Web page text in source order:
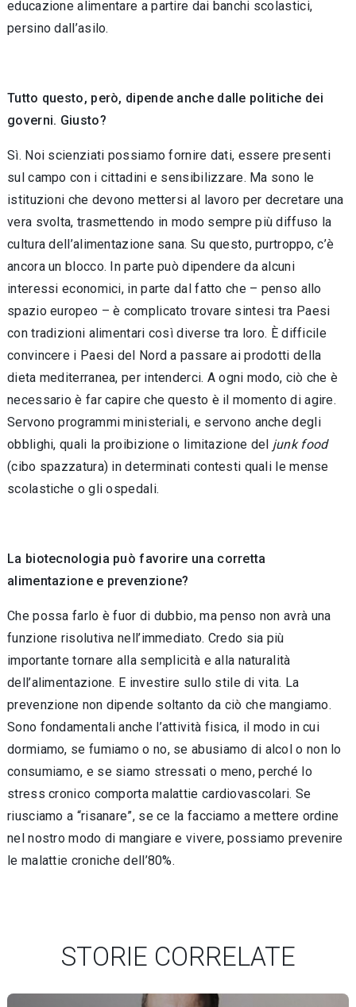
educazione alimentare a partire dai banchi scolastici,
persino dall’asilo.
Tutto questo, però, dipende anche dalle politiche dei
governi. Giusto?
Sì. Noi scienziati possiamo fornire dati, essere presenti
sul campo con i cittadini e sensibilizzare. Ma sono le
istituzioni che devono mettersi al lavoro per decretare una
vera svolta, trasmettendo in modo sempre più diffuso la
cultura dell’alimentazione sana. Su questo, purtroppo, c’è
ancora un blocco. In parte può dipendere da alcuni
interessi economici, in parte dal fatto che – penso allo
spazio europeo – è complicato trovare sintesi tra Paesi
con tradizioni alimentari così diverse tra loro. È difficile
convincere i Paesi del Nord a passare ai prodotti della
dieta mediterranea, per intenderci. A ogni modo, ciò che è
necessario è far capire che questo è il momento di agire.
Servono programmi ministeriali, e servono anche degli
obblighi, quali la proibizione o limitazione del junk food
(cibo spazzatura) in determinati contesti quali le mense
scolastiche o gli ospedali.
La biotecnologia può favorire una corretta
alimentazione e prevenzione?
Che possa farlo è fuor di dubbio, ma penso non avrà una
funzione risolutiva nell’immediato. Credo sia più
importante tornare alla semplicità e alla naturalità
dell’alimentazione. E investire sullo stile di vita. La
prevenzione non dipende soltanto da ciò che mangiamo.
Sono fondamentali anche l’attività fisica, il modo in cui
dormiamo, se fumiamo o no, se abusiamo di alcol o non lo
consumiamo, e se siamo stressati o meno, perché lo
stress cronico comporta malattie cardiovascolari. Se
riusciamo a “risanare”, se ce la facciamo a mettere ordine
nel nostro modo di mangiare e vivere, possiamo prevenire
le malattie croniche dell’80%.
STORIE CORRELATE